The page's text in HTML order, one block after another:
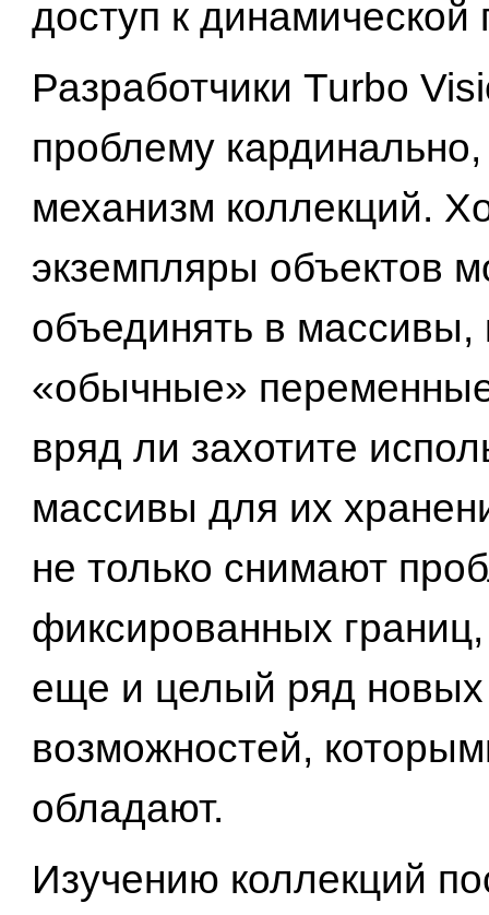
доступ к динамической
Разработчики Turbo
проблему кардинально,
механизм коллекций.
экземпляры объектов
объединять в массивы,
«обычные»
вряд ли захотите
массивы для их
не только снимают
фиксированных
еще и целый ряд новых
возможностей,
обладают.
Изучению коллекций